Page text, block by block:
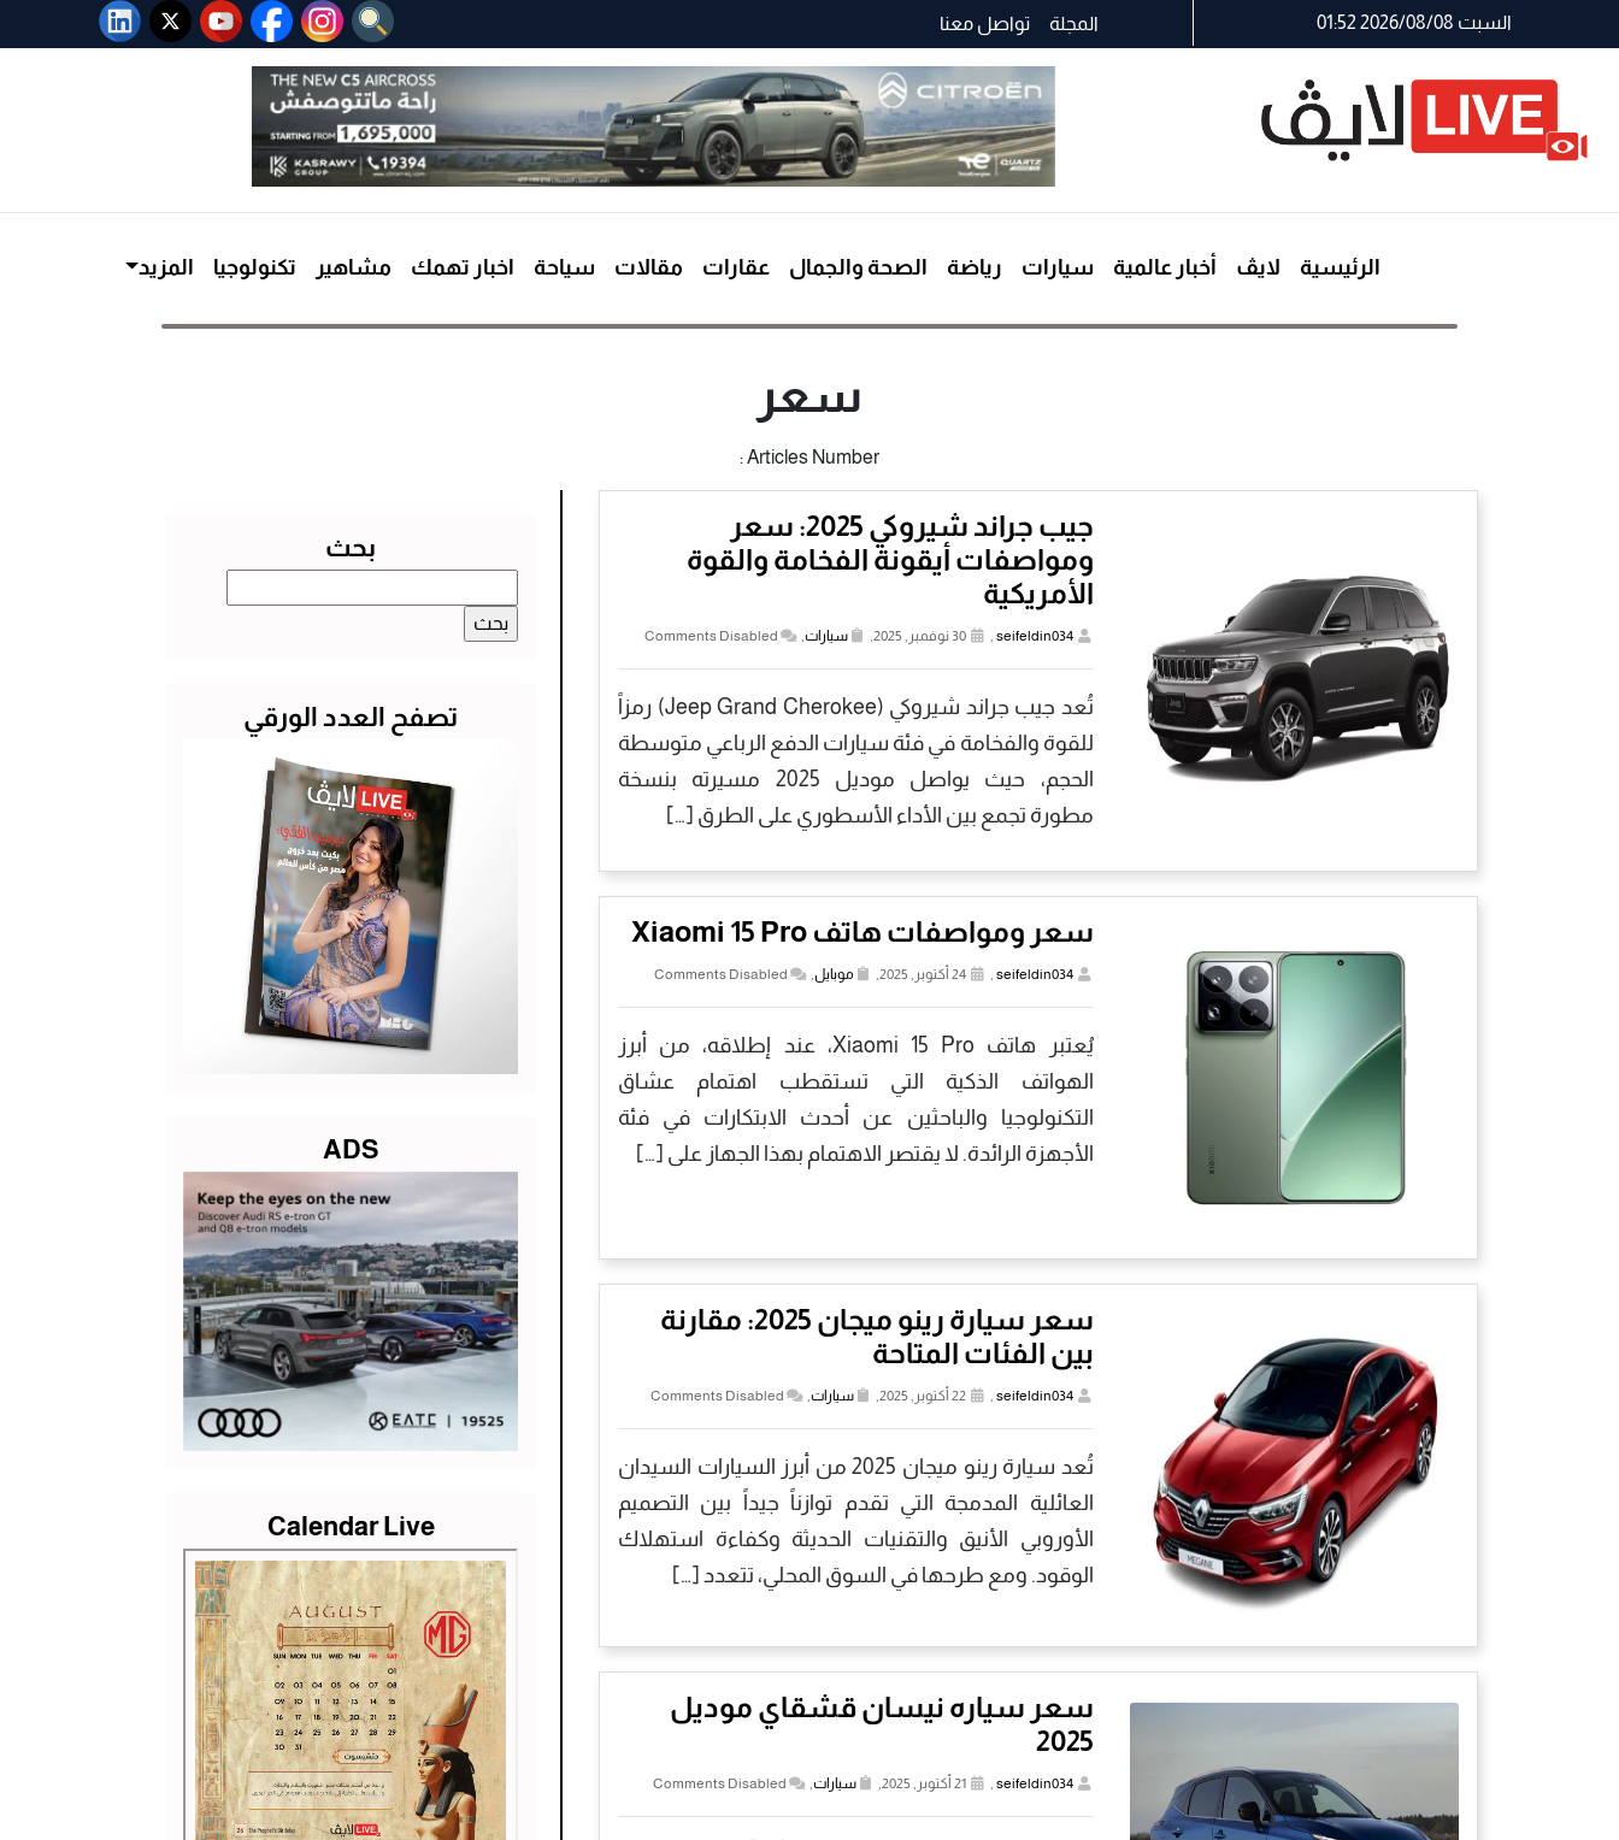
السبت 2026/08/08 01:52 المجلة تواصل معنا
الرئيسية لايڤ أخبار عالمية سيارات رياضة الصحة والجمال عقارات مقالات سياحة اخبار تهمك مشاهير تكنولوجيا المزيد
سعر
Articles Number :
جيب جراند شيروكي 2025: سعر
ومواصفات أيقونة الفخامة والقوة
الأمريكية
seifeldin034
, 30 نوفمبر, 2025, سيارات,
Comments Disabled
تُعد جيب جراند شيروكي (Jeep Grand Cherokee) رمزاً
للقوة والفخامة في فئة سيارات الدفع الرباعي متوسطة
الحجم، حيث يواصل موديل 2025 مسيرته بنسخة
مطورة تجمع بين الأداء الأسطوري على الطرق […]
سعر ومواصفات هاتف Xiaomi 15 Pro
seifeldin034
, 24 أكتوبر, 2025, موبايل,
Comments Disabled
يُعتبر هاتف Xiaomi 15 Pro، عند إطلاقه، من أبرز
الهواتف الذكية التي تستقطب اهتمام عشاق
التكنولوجيا والباحثين عن أحدث الابتكارات في فئة
الأجهزة الرائدة. لا يقتصر الاهتمام بهذا الجهاز على […]
سعر سيارة رينو ميجان 2025: مقارنة
بين الفئات المتاحة
seifeldin034
, 22 أكتوبر, 2025, سيارات,
Comments Disabled
تُعد سيارة رينو ميجان 2025 من أبرز السيارات السيدان
العائلية المدمجة التي تقدم توازناً جيداً بين التصميم
الأوروبي الأنيق والتقنيات الحديثة وكفاءة استهلاك
الوقود. ومع طرحها في السوق المحلي، تتعدد […]
سعر سياره نيسان قشقاي موديل
2025
seifeldin034
, 21 أكتوبر, 2025, سيارات,
Comments Disabled
بحث
عن:
تصفح العدد الورقي
ADS
Calendar Live